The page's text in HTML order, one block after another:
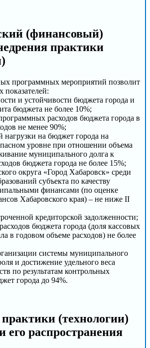
(финансовый)
практики
программных мероприятий позволит
показателей:
и устойчивости бюджета города и
бюджета не более 10%;
расходов бюджета города в
не менее 90%;
на бюджет города на
уровне при отношении объема
муниципального долга к
бюджета города не более 15%;
округа «Город Хабаровск» среди
субъекта по качеству
финансами (по оценке
Хабаровского края) – не ниже II
кредиторской задолженности;
бюджета города (доля кассовых
в годовом объеме расходов) не более
системы муниципального
и достижение удельного веса
по результатам контрольных
города до 94%.
(технологии)
его распространения